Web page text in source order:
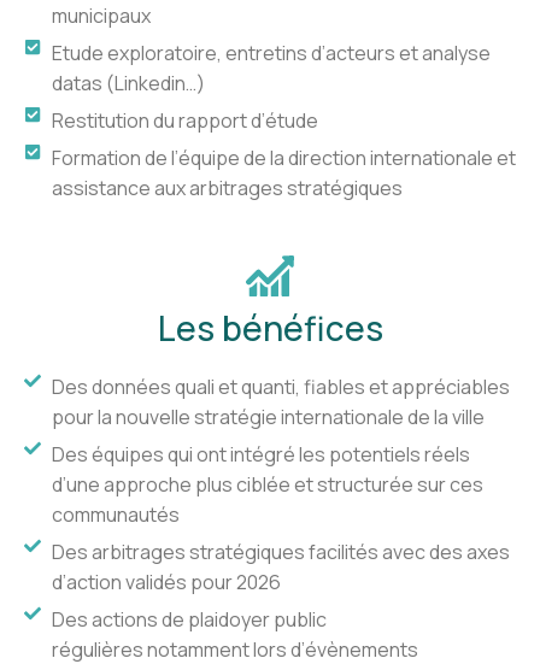
municipaux
Etude exploratoire, entretins d’acteurs et analyse
datas (Linkedin…)
Restitution du rapport d’étude
Formation de l’équipe de la direction internationale et
assistance aux arbitrages stratégiques
Les bénéfices
Des données quali et quanti, fiables et appréciables
pour la nouvelle stratégie internationale de la ville
Des équipes qui ont intégré les potentiels réels
d’une approche plus ciblée et structurée sur ces
communautés
Des arbitrages stratégiques facilités avec des axes
d’action validés pour 2026
Des actions de plaidoyer public
régulières notamment lors d’évènements